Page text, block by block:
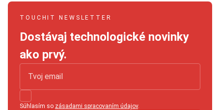
TOUCHIT NEWSLETTER
Dostávaj technologické novinky
ako prvý.
Súhlasím so zásadami spracovaním údajov.